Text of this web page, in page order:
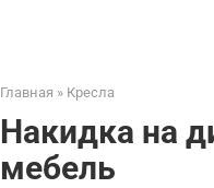
Главная » Кресла
Накидка на
мебель